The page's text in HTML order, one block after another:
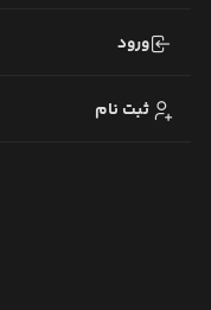
ورود
ثبت نام